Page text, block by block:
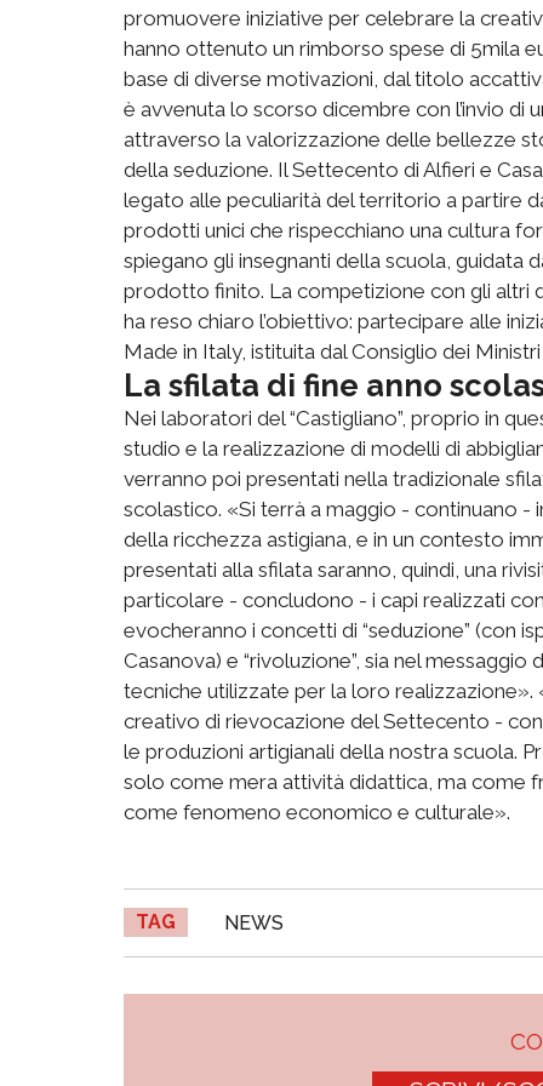
promuovere iniziative per celebrare la
hanno ottenuto un rimborso spese di 5mila
base di diverse motivazioni, dal titolo
è avvenuta lo scorso dicembre con l’invio di
attraverso la valorizzazione delle bellezze
della seduzione. Il Settecento di Alfieri e
legato alle peculiarità del territorio a partire
prodotti unici che rispecchiano una cultura
spiegano gli insegnanti della scuola, guidata
prodotto finito. La competizione con gli altri
ha reso chiaro l’obiettivo: partecipare alle
Made in Italy, istituita dal Consiglio dei
La sfilata di fine anno
Nei laboratori del “Castigliano”, proprio in
studio e la realizzazione di modelli di
verranno poi presentati nella tradizionale
scolastico. «Si terrà a maggio - continuano -
della ricchezza astigiana, e in un contesto
presentati alla sfilata saranno, quindi, una
particolare - concludono - i capi realizzati
evocheranno i concetti di “seduzione” (con
Casanova) e “rivoluzione”, sia nel
tecniche utilizzate per la loro
creativo di rievocazione del Settecento -
le produzioni artigianali della nostra scuola.
solo come mera attività didattica, ma come
come fenomeno economico e culturale».
TAG NEWS